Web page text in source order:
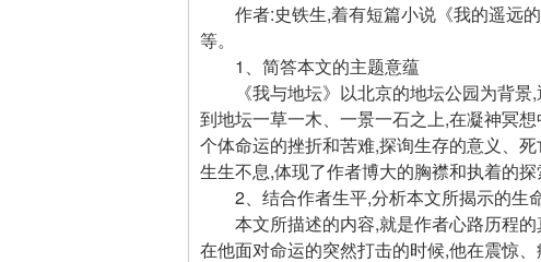
作者:史铁生,着有短篇小说《我的遥远的
等。
1、简答本文的主题意蕴
《我与地坛》以北京的地坛公园为背景,
到地坛一草一木、一景一石之上,在凝神冥
个体命运的挫折和苦难,探询生存的意义、
生生不息,体现了作者博大的胸襟和执着的探
2、结合作者生平,分析本文所揭示的生
本文所描述的内容,就是作者心路历程的
在他面对命运的突然打击的时候,他在震惊